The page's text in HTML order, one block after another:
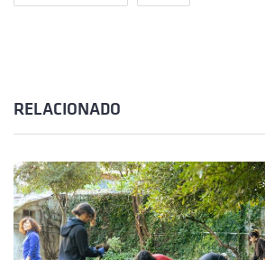
RELACIONADO